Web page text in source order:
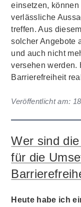
einsetzen,
verlässliche
treffen. Aus
solcher Angebote
und auch nicht
versehen werden.
Barrierefreiheit
Veröffentlicht am:
Wer sind
für die
Heute habe ich